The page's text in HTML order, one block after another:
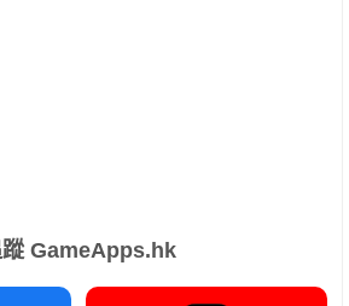
GameApps.hk